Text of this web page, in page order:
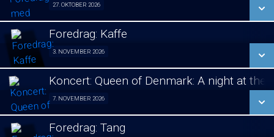
LÆS MERE
27. OKTOBER 2026Foredrag aften 27/10
LÆS MERE
Foredrag: Kaffe
3. NOVEMBER 2026Foredrag fra Århus 03/11
LÆS MERE
Koncert: Queen of Denmark: A night at the
7. NOVEMBER 2026
Foredrag: Tang